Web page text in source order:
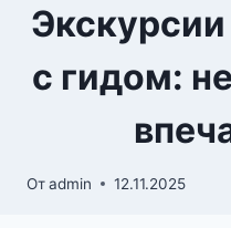
с гидом:
Отadmin 12.11.2025